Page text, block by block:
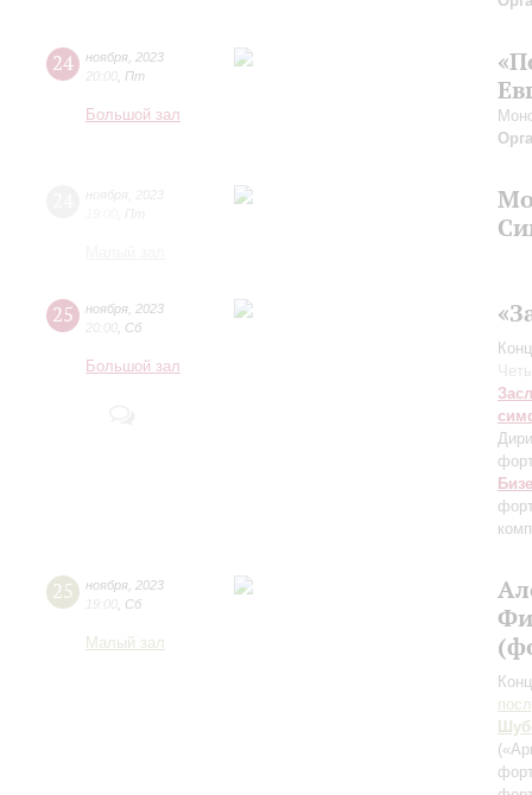
24 ноября 2023
20:00 Пт
Большой зал
25 ноября 2023
20:00 Сб
Большой зал
Бизе
25 ноября 2023
19:00 Сб
Малый зал